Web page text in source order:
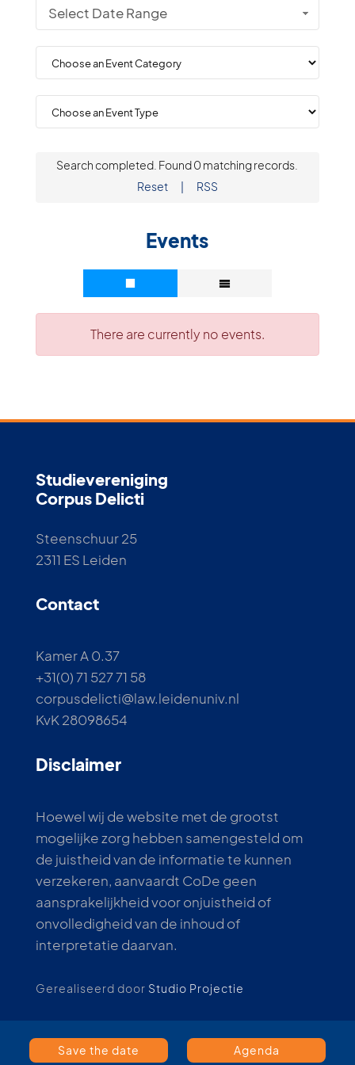
Select Date Range
Search completed. Found 0 matching records.
Reset
| RSS
Events
There are currently no events.
Studievereniging
Corpus Delicti
Steenschuur 25
2311 ES Leiden
Contact
Kamer A 0.37
+31(0) 71 527 71 58
corpusdelicti@law.leidenuniv.nl
KvK 28098654
Disclaimer
Hoewel wij de website met de grootst
mogelijke zorg hebben samengesteld om
de juistheid van de informatie te kunnen
verzekeren, aanvaardt CoDe geen
aansprakelijkheid voor onjuistheid of
onvolledigheid van de inhoud of
interpretatie daarvan.
Gerealiseerd door Studio Projectie
Save the date Agenda